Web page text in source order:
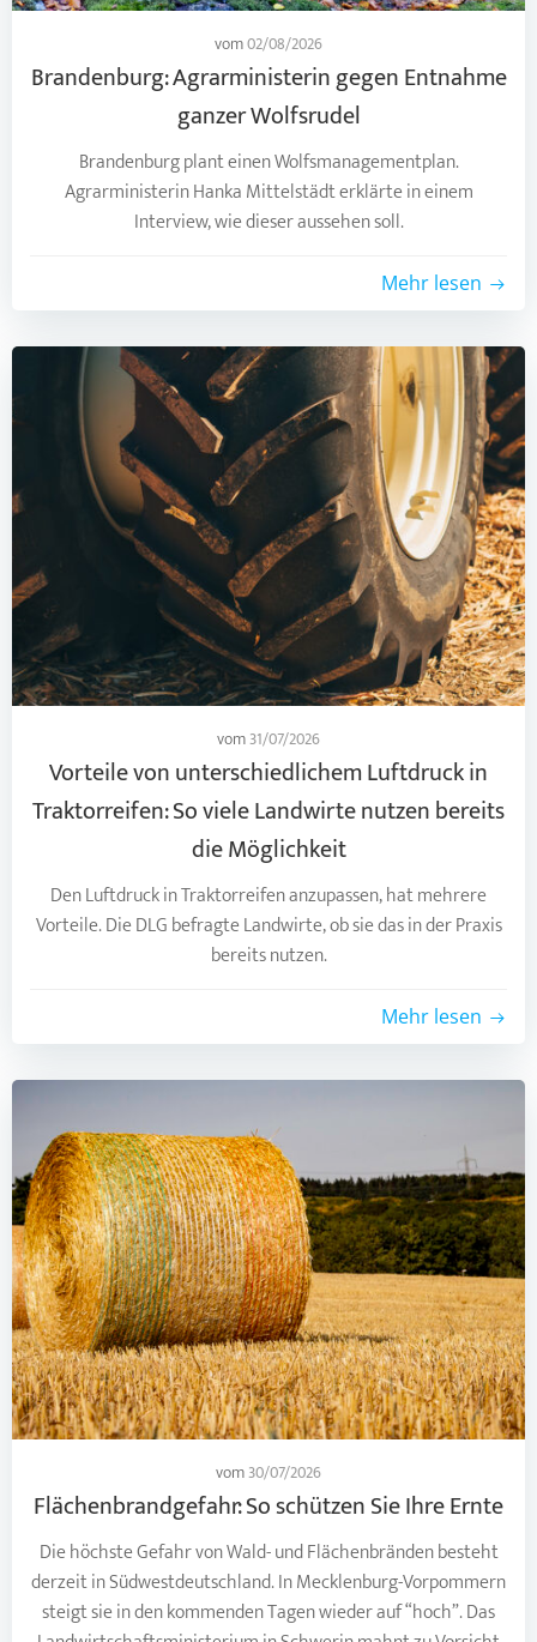
vom02/08/2026
Brandenburg: Agrarministerin gegen Entnahme
ganzer Wolfsrudel
Brandenburg plant einen Wolfsmanagementplan.
Agrarministerin Hanka Mittelstädt erklärte in einem
Interview, wie dieser aussehen soll.
Mehr lesen
vom31/07/2026
Vorteile von unterschiedlichem Luftdruck in
Traktorreifen: So viele Landwirte nutzen bereits
die Möglichkeit
Den Luftdruck in Traktorreifen anzupassen, hat mehrere
Vorteile. Die DLG befragte Landwirte, ob sie das in der Praxis
bereits nutzen.
Mehr lesen
vom30/07/2026
Flächenbrandgefahr: So schützen Sie Ihre Ernte
Die höchste Gefahr von Wald- und Flächenbränden besteht
derzeit in Südwestdeutschland. In Mecklenburg-Vorpommern
steigt sie in den kommenden Tagen wieder auf “hoch”. Das